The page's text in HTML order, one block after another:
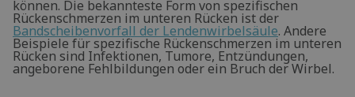
können. Die bekannteste Form von spezifischen
Rückenschmerzen im unteren Rücken ist der
Bandscheibenvorfall der Lendenwirbelsäule. Andere
Beispiele für spezifische Rückenschmerzen im unteren
Rücken sind Infektionen, Tumore, Entzündungen,
angeborene Fehlbildungen oder ein Bruch der Wirbel.